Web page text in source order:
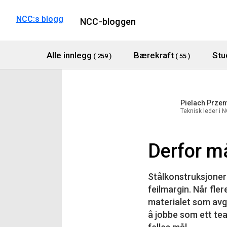
NCC:s blogg NCC-bloggen
Alle innlegg ( 259 ) Bærekraft ( 55 )
Pielach
Teknisk leder i
Derfor
feilmargin. Når
materialet som
å jobbe som ett